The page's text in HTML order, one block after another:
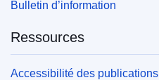
Bulletin d’information
Ressources
Accessibilité des publications